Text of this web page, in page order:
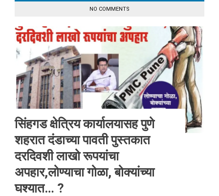
NO COMMENTS
सिंहगड क्षेत्रिय कार्यालयासह पुणे
शहरात दंडाच्या पावती पुस्तकात
दरदिवशी लाखो रूपयांचा
अपहार,लोण्याचा गोळा, बोक्यांच्या
घश्यात… ?